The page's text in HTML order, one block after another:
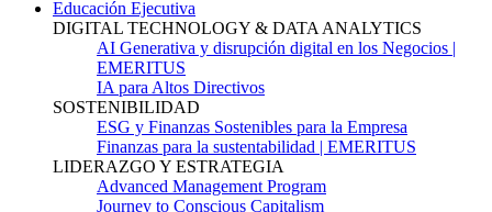
Educación Ejecutiva
DIGITAL TECHNOLOGY & DATA ANALYTICS
AI Generativa y disrupción digital en los Negocios |
EMERITUS
IA para Altos Directivos
SOSTENIBILIDAD
ESG y Finanzas Sostenibles para la Empresa
Finanzas para la sustentabilidad | EMERITUS
LIDERAZGO Y ESTRATEGIA
Advanced Management Program
Journey to Conscious Capitalism